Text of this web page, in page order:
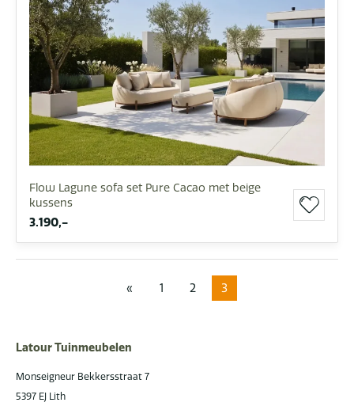
Flow Lagune sofa set Pure Cacao met beige
kussens
3.190,-
« 1 2 3
Latour Tuinmeubelen
Monseigneur Bekkersstraat 7
5397 EJ Lith